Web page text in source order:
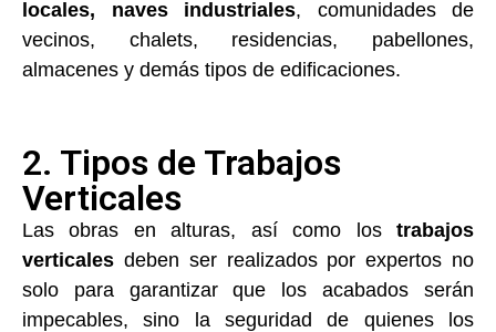
locales, naves industriales, comunidades de
vecinos, chalets, residencias, pabellones,
almacenes y demás tipos de edificaciones.
2. Tipos de Trabajos
Verticales
Las obras en alturas, así como lostrabajos
verticales deben ser realizados por expertos no
solo para garantizar que los acabados serán
impecables, sino la seguridad de quienes los